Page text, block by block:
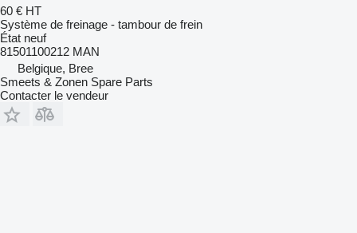
60 € HT
Système de freinage - tambour de frein
État neuf
81501100212 MAN
Belgique, Bree
Smeets & Zonen Spare Parts
Contacter le vendeur